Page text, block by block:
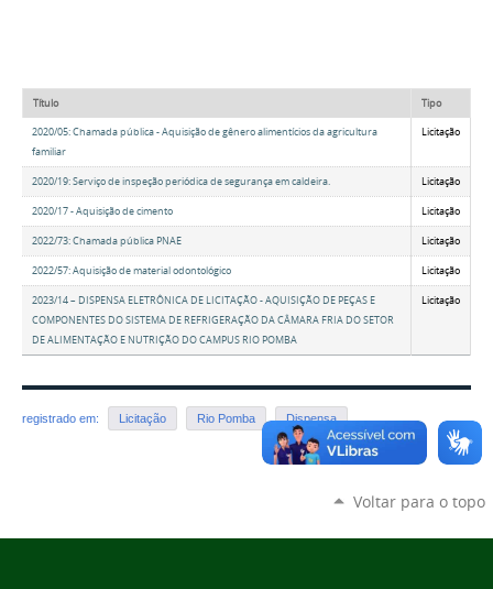
Título Tipo
2020/05: Chamada pública - Aquisição de gênero alimentícios da agricultura
familiar
Licitação
2020/19: Serviço de inspeção periódica de segurança em caldeira. Licitação
2020/17 - Aquisição de cimento Licitação
2022/73: Chamada pública PNAE Licitação
2022/57: Aquisição de material odontológico Licitação
2023/14 – DISPENSA ELETRÔNICA DE LICITAÇÃO - AQUISIÇÃO DE PEÇAS E
COMPONENTES DO SISTEMA DE REFRIGERAÇÃO DA CÂMARA FRIA DO SETOR
DE ALIMENTAÇÃO E NUTRIÇÃO DO CAMPUS RIO POMBA
Licitação
registrado em: Licitação Rio Pomba Dispensa
Voltar para o topo